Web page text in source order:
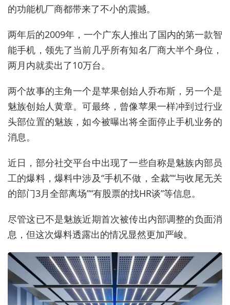
的功能机厂商都带来了不小的震撼。
两年后的2009年，一个广东人推出了国内的第一款智
能手机，领先了当前几乎所有知名厂商大半个身位，
两月内就卖出了10万台。
两个故事的主角一个是苹果创始人乔布斯，另一个是
魅族创始人黄章。可最终，曾像苹果一样冲到过行业
头部位置的魅族，如今被曝出将全面停止手机业务的
消息。
近日，部分社交平台中出现了一些自称是魅族内部员
工的爆料，爆料中涉及“手机不做，全裁”“与收尾无关
的部门3月全部离场”“有股票的找HR谈”等信息。
尽管这已不是魅族近期首次被传出内部调整的负面消
息，但这次爆料透露出的情况显然更加严峻。